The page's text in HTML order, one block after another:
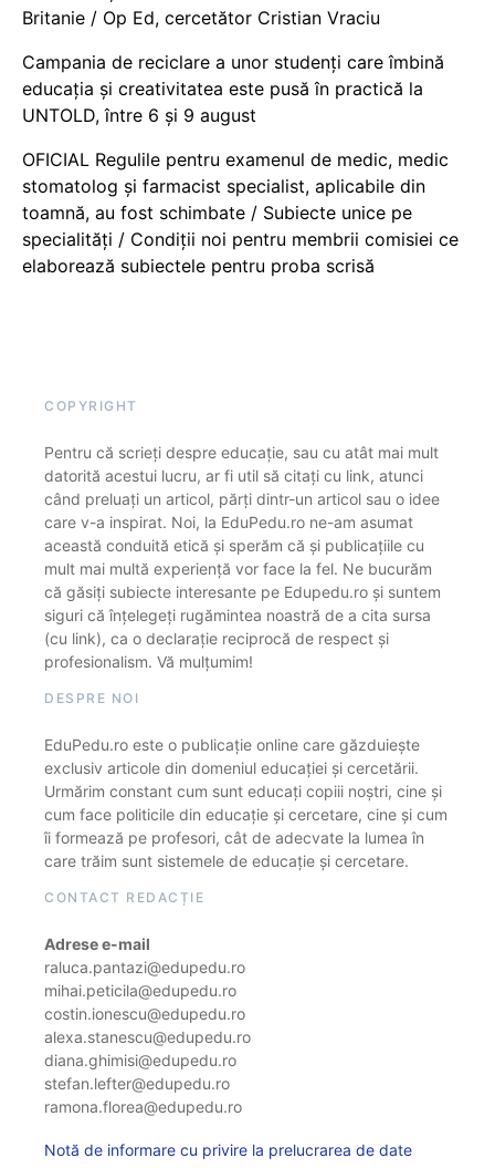
Britanie / Op Ed, cercetător Cristian Vraciu
Campania de reciclare a unor studenți care îmbină
educația și creativitatea este pusă în practică la
UNTOLD, între 6 și 9 august
OFICIAL Regulile pentru examenul de medic, medic
stomatolog și farmacist specialist, aplicabile din
toamnă, au fost schimbate / Subiecte unice pe
specialități / Condiții noi pentru membrii comisiei ce
elaborează subiectele pentru proba scrisă
COPYRIGHT
Pentru că scrieți despre educație, sau cu atât mai mult
datorită acestui lucru, ar fi util să citați cu link, atunci
când preluați un articol, părți dintr-un articol sau o idee
care v-a inspirat. Noi, la EduPedu.ro ne-am asumat
această conduită etică și sperăm că și publicațiile cu
mult mai multă experiență vor face la fel. Ne bucurăm
că găsiți subiecte interesante pe Edupedu.ro și suntem
siguri că înțelegeți rugămintea noastră de a cita sursa
(cu link), ca o declarație reciprocă de respect și
profesionalism. Vă mulțumim!
DESPRE NOI
EduPedu.ro este o publicație online care găzduiește
exclusiv articole din domeniul educației și cercetării.
Urmărim constant cum sunt educați copiii noștri, cine și
cum face politicile din educație și cercetare, cine și cum
îi formează pe profesori, cât de adecvate la lumea în
care trăim sunt sistemele de educație și cercetare.
CONTACT REDACȚIE
Adrese e-mail
raluca.pantazi@edupedu.ro
mihai.peticila@edupedu.ro
costin.ionescu@edupedu.ro
alexa.stanescu@edupedu.ro
diana.ghimisi@edupedu.ro
stefan.lefter@edupedu.ro
ramona.florea@edupedu.ro
Notă de informare cu privire la prelucrarea de date